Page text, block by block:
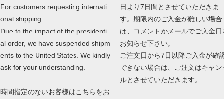
For customers requesting internati
onal shipping
Due to the impact of the presidenti
al order, we have suspended shipm
ents to the United States. We kindly
ask for your understanding.
時間指定のないお客様はこちらをお
日より7日間とさせていただきま
す。期限内のご入金が難しい場合
は、コメントかメールでご入金日
お知らせ下さい。
ご注文日から7日以降ご入金が確
できない場合は、ご注文はキャン
ルとさせていただきます。